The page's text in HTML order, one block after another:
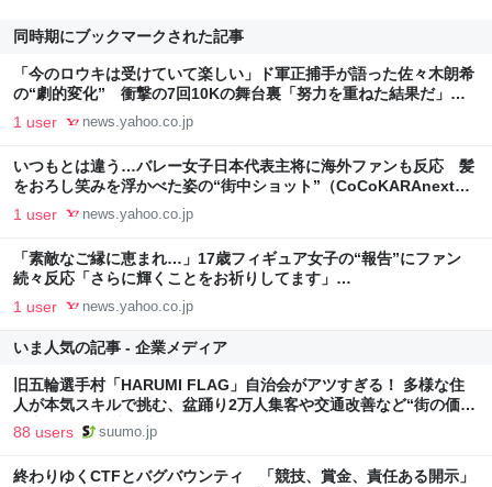
同時期にブックマークされた記事
「今のロウキは受けていて楽しい」ド軍正捕手が語った佐々木朗希
の“劇的変化” 衝撃の7回10Kの舞台裏「努力を重ねた結果だ」
（CoCoKARAnext） - Yahoo!ニュース
1 user news.yahoo.co.jp
いつもとは違う…バレー女子日本代表主将に海外ファンも反応 髪
をおろし笑みを浮かべた姿の“街中ショット”（CoCoKARAnext）
- Yahoo!ニュース
1 user news.yahoo.co.jp
「素敵なご縁に恵まれ…」17歳フィギュア女子の“報告”にファン
続々反応「さらに輝くことをお祈りしてます」
（CoCoKARAnext） - Yahoo!ニュース
1 user news.yahoo.co.jp
いま人気の記事 - 企業メディア
旧五輪選手村「HARUMI FLAG」自治会がアツすぎる！ 多様な住
人が本気スキルで挑む、盆踊り2万人集客や交通改善など“街の価値
向上”戦略 東京・中央区
88 users suumo.jp
終わりゆくCTFとバグバウンティ 「競技、賞金、責任ある開示」